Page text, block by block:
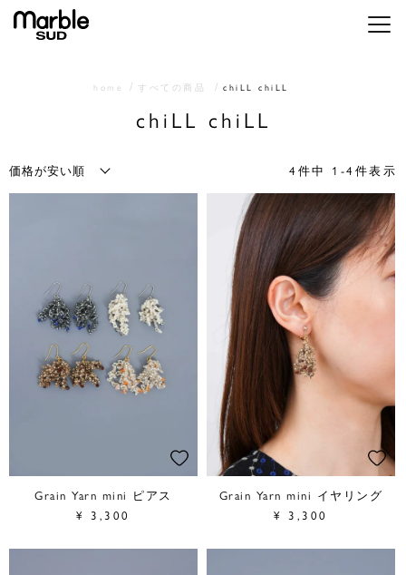
メニ
home すべての商品 chiLL chiLL
chiLL chiLL
4件中 1 -4件表示
Grain Yarn mini ピアス
¥ 3,300
Grain Yarn mini イヤリング
¥ 3,300